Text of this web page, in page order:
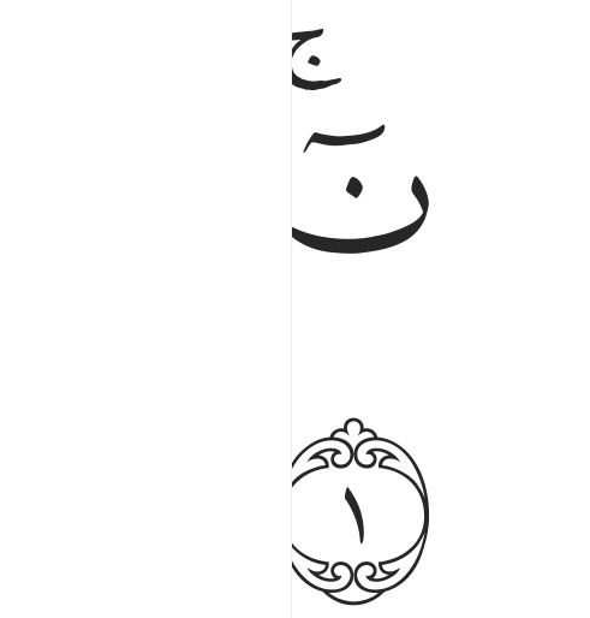
نٓ ۚ وَٱلْقَلَمِ وَمَا يَسْطُرُونَ ١
ﱹﱺ
ﱾ